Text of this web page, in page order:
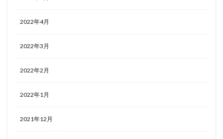
2022年4月
2022年3月
2022年2月
2022年1月
2021年12月